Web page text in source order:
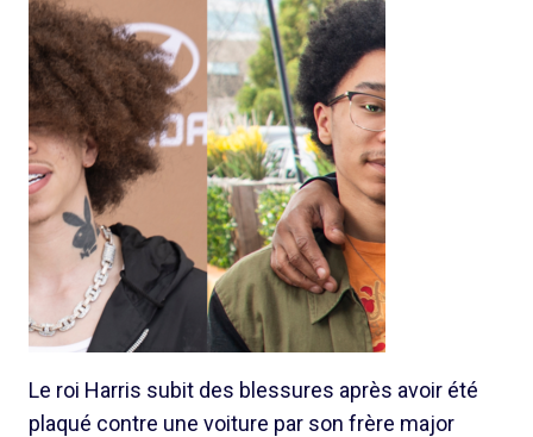
Le roi Harris subit des blessures après avoir été
plaqué contre une voiture par son frère major